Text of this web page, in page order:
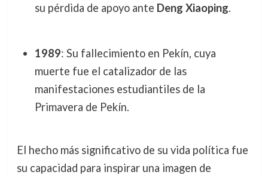
su pérdida de apoyo ante Deng Xiaoping.
1989: Su fallecimiento en Pekín, cuya
muerte fue el catalizador de las
manifestaciones estudiantiles de la
Primavera de Pekín.
El hecho más significativo de su vida política fue
su capacidad para inspirar una imagen de